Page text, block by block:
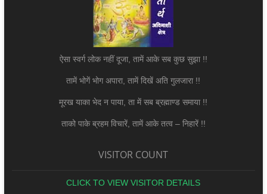
ऐसा स्वर्ग लोक नहीं दूजा, तामें आके सब कुछ सुझा !!
तामें भोगें भोग अपारा, तामें दिखें अति गुलजारा !!
मूरख याका भेद न पाया, ता में सब ब्रह्माण्ड समाया !!
ताको पाके ब्रहम विचारें, तामें आके तत्व – निहारें !!
VISITOR COUNT
CLICK TO VIEW VISITOR DETAILS